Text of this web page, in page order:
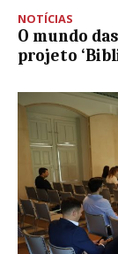
NOTÍCIAS
O mundo
projeto